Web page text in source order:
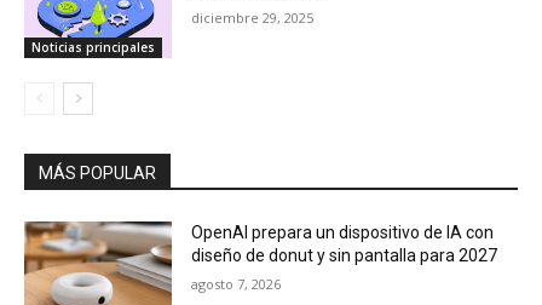
Noticias principales
diciembre 29, 2025
MÁS POPULAR
OpenAI prepara un dispositivo de IA con
diseño de donut y sin pantalla para 2027
agosto 7, 2026